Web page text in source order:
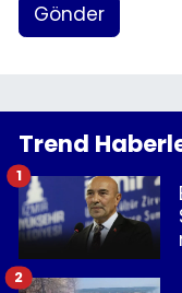
Gönder
Trend
1
2